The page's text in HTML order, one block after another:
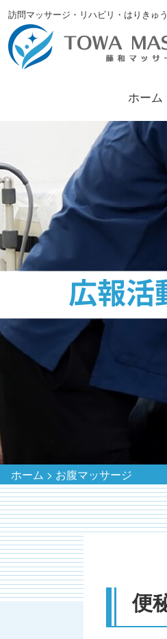
訪問マッサージ・リハビリ・はりきゅ
ホーム
広報活
ホーム > お腹マッサージ
便